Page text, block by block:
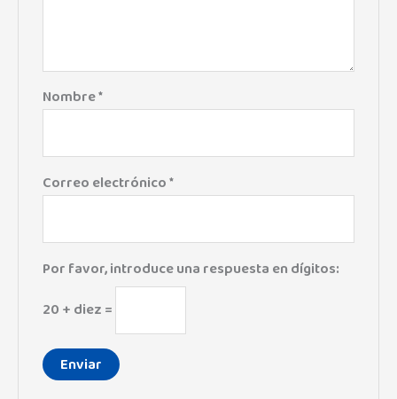
Nombre*
Correo electrónico*
Por favor, introduce una respuesta en dígitos:
20 + diez =